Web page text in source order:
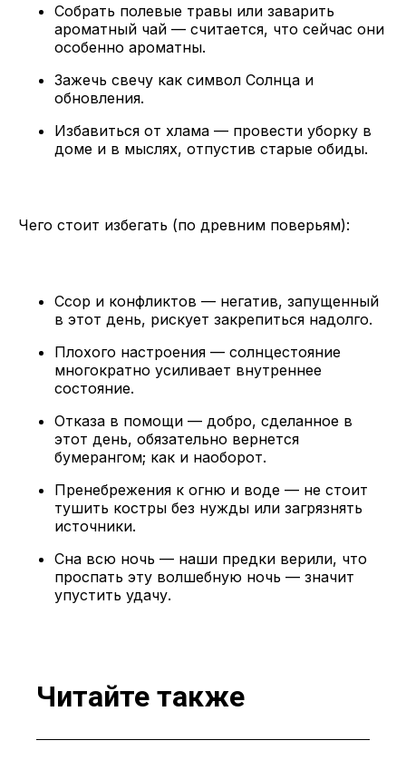
Собрать полевые травы или заварить
ароматный чай — считается, что сейчас они
особенно ароматны.
Зажечь свечу как символ Солнца и
обновления.
Избавиться от хлама — провести уборку в
доме и в мыслях, отпустив старые обиды.
Чего стоит избегать (по древним поверьям):
Ссор и конфликтов — негатив, запущенный
в этот день, рискует закрепиться надолго.
Плохого настроения — солнцестояние
многократно усиливает внутреннее
состояние.
Отказа в помощи — добро, сделанное в
этот день, обязательно вернется
бумерангом; как и наоборот.
Пренебрежения к огню и воде — не стоит
тушить костры без нужды или загрязнять
источники.
Сна всю ночь — наши предки верили, что
проспать эту волшебную ночь — значит
упустить удачу.
Читайте также